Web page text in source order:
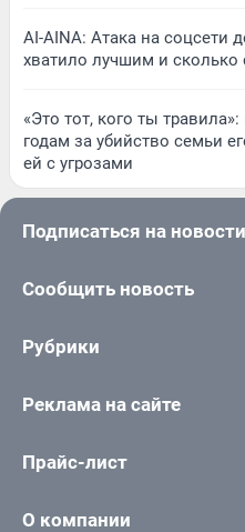
AI-AINA: Атака на соцсети
хватило лучшим и сколько
«Это тот, кого ты
годам за убийство семьи
ей с угрозами
Подписаться на новости
Сообщить новость
Рубрики
Реклама на сайте
Прайс-лист
О компании